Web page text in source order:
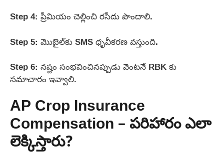
Step 4: ప్రీమియం చెల్లించి రసీదు పొందాలి.
Step 5: మొబైల్‌కు SMS ధృవీకరణ వస్తుంది.
Step 6: నష్టం సంభవించినప్పుడు వెంటనే RBK కు
సమాచారం ఇవ్వాలి.
AP Crop Insurance
Compensation – పరిహారం ఎలా
లెక్కిస్తారు?